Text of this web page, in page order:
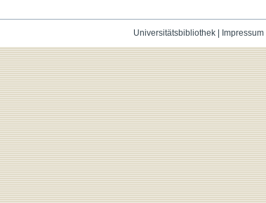
Universitätsbibliothek| Impressum|